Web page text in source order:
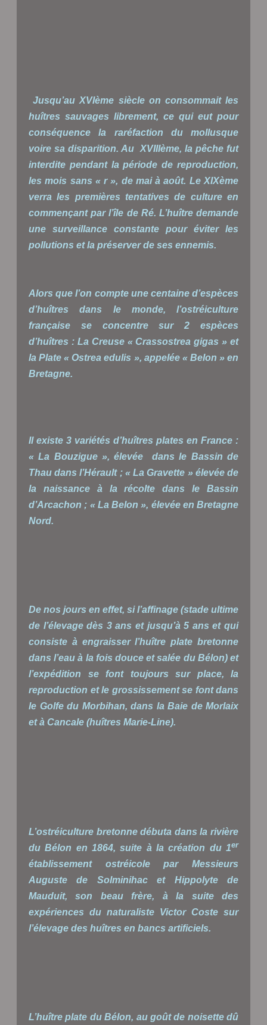
Jusqu’au XVIème siècle on consommait les
huîtres sauvages librement, ce qui eut pour
conséquence la raréfaction du mollusque
voire sa disparition. Au XVIIIème, la pêche fut
interdite pendant la période de reproduction,
les mois sans « r », de mai à août. Le XIXème
verra les premières tentatives de culture en
commençant par l’île de Ré. L’huître demande
une surveillance constante pour éviter les
pollutions et la préserver de ses ennemis.
Alors que l’on compte une centaine d’espèces
d’huîtres dans le monde, l’ostréiculture
française se concentre sur 2 espèces
d’huîtres : La Creuse « Crassostrea gigas » et
la Plate « Ostrea edulis », appelée « Belon » en
Bretagne.
Il existe 3 variétés d’huîtres plates en France :
« La Bouzigue », élevée dans le Bassin de
Thau dans l’Hérault ; « La Gravette » élevée de
la naissance à la récolte dans le Bassin
d’Arcachon ; « La Belon », élevée en Bretagne
Nord.
De nos jours en effet, si l’affinage (stade ultime
de l’élevage dès 3 ans et jusqu’à 5 ans et qui
consiste à engraisser l’huître plate bretonne
dans l’eau à la fois douce et salée du Bélon) et
l’expédition se font toujours sur place, la
reproduction et le grossissement se font dans
le Golfe du Morbihan, dans la Baie de Morlaix
et à Cancale (huîtres Marie-Line).
L’ostréiculture bretonne débuta dans la rivière
du Bélon en 1864, suite à la création du 1er
établissement ostréicole par Messieurs
Auguste de Solminihac et Hippolyte de
Mauduit, son beau frère, à la suite des
expériences du naturaliste Victor Coste sur
l’élevage des huîtres en bancs artificiels.
L’huître plate du Bélon, au goût de noisette dû